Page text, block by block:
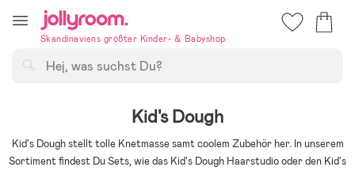
till
innehålletSkandinaviens größter Kinder- & Babyshop
Kid's Dough
Kid's Dough stellt tolle Knetmasse samt coolem Zubehör her. In unserem
Sortiment findest Du Sets, wie das Kid's Dough Haarstudio oder den Kid's